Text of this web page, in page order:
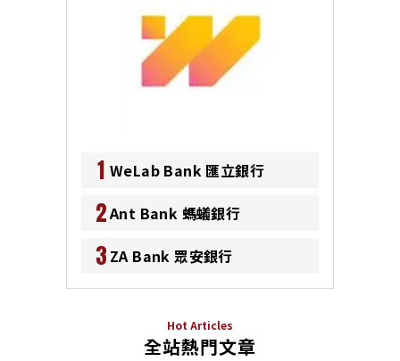
1 WeLab Bank 匯立銀行
2Ant Bank 螞蟻銀行
3 ZA Bank 眾安銀行
Hot Articles
全站熱門文章